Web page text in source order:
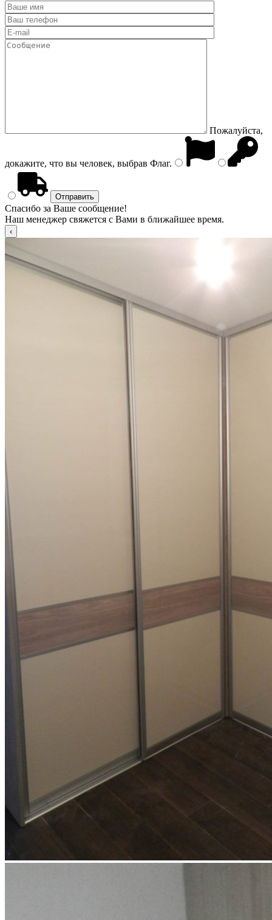
Пожалуйста,
докажите, что вы человек, выбрав Флаг.
Спасибо за Ваше сообщение!
Наш менеджер свяжется с Вами в ближайшее время.